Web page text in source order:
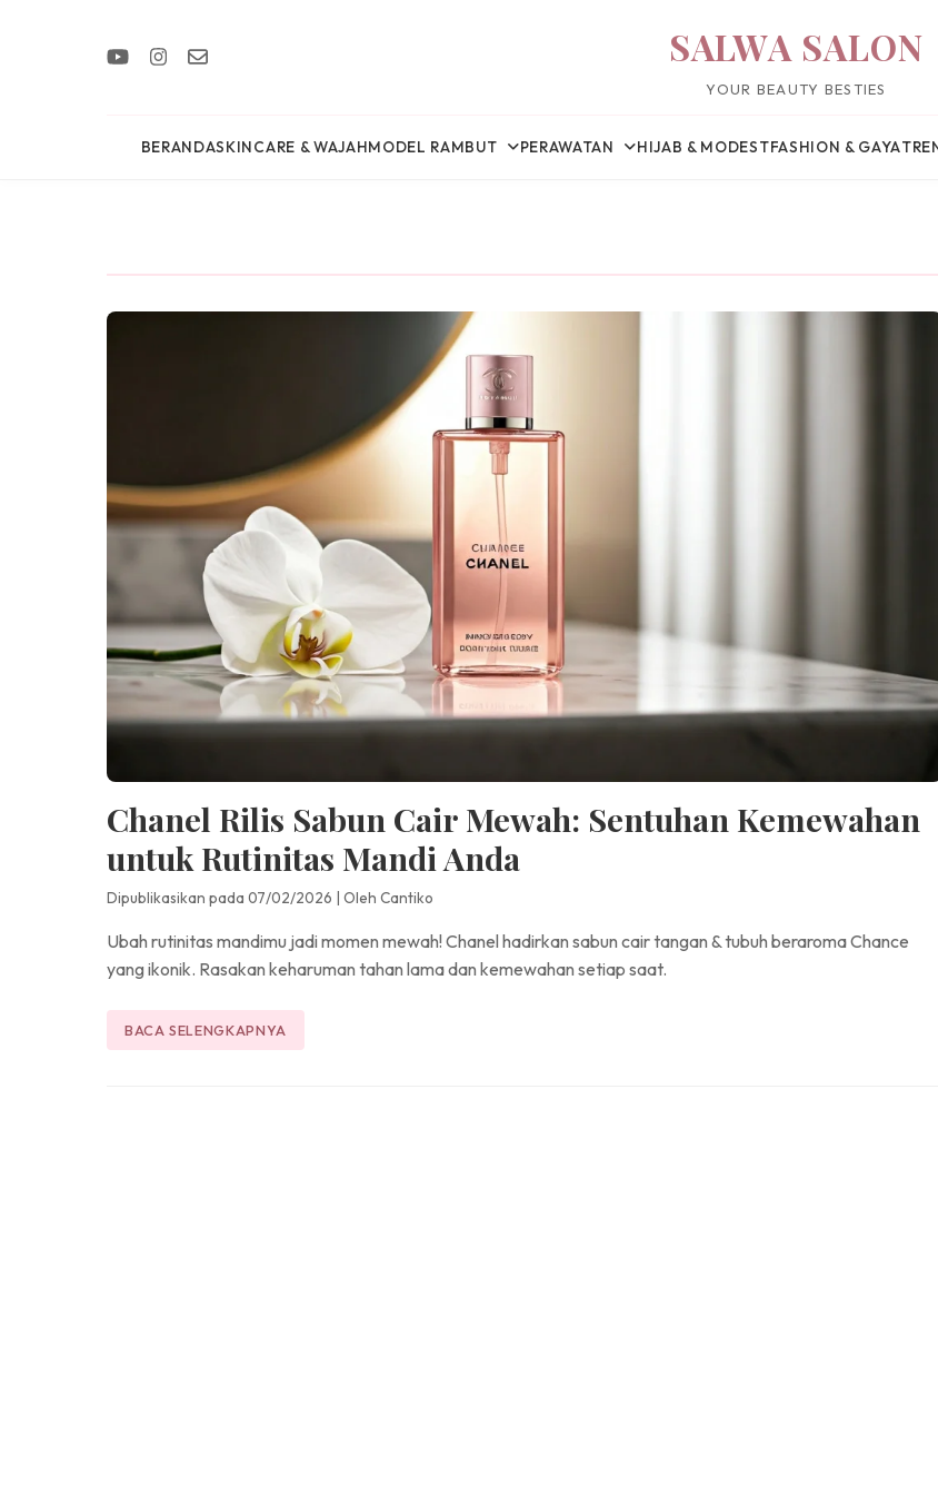
SALWA SALON
YOUR BEAUTY BESTIES
BERANDASKINCARE & WAJAHMODEL RAMBUT PERAWATAN HIJAB & MODESTFASHION & GAYA
Chanel Rilis Sabun Cair Mewah: Sentuhan Kemewahan
untuk Rutinitas Mandi Anda
Dipublikasikan pada 07/02/2026 | Oleh Cantiko
Ubah rutinitas mandimu jadi momen mewah! Chanel hadirkan sabun cair tangan & tubuh beraroma Chance
yang ikonik. Rasakan keharuman tahan lama dan kemewahan setiap saat.
BACA SELENGKAPNYA